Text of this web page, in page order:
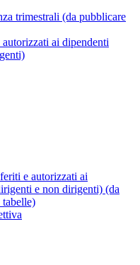
trimestrali (da pubblicare
ai dipendenti
e autorizzati ai
e non dirigenti) (da